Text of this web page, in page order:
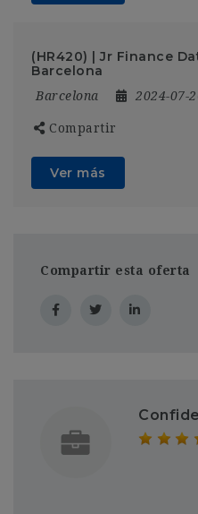
(HR420) | Jr Finance
Barcelona
Barcelona 2024-07-
Compartir
Ver más
Compartir esta oferta